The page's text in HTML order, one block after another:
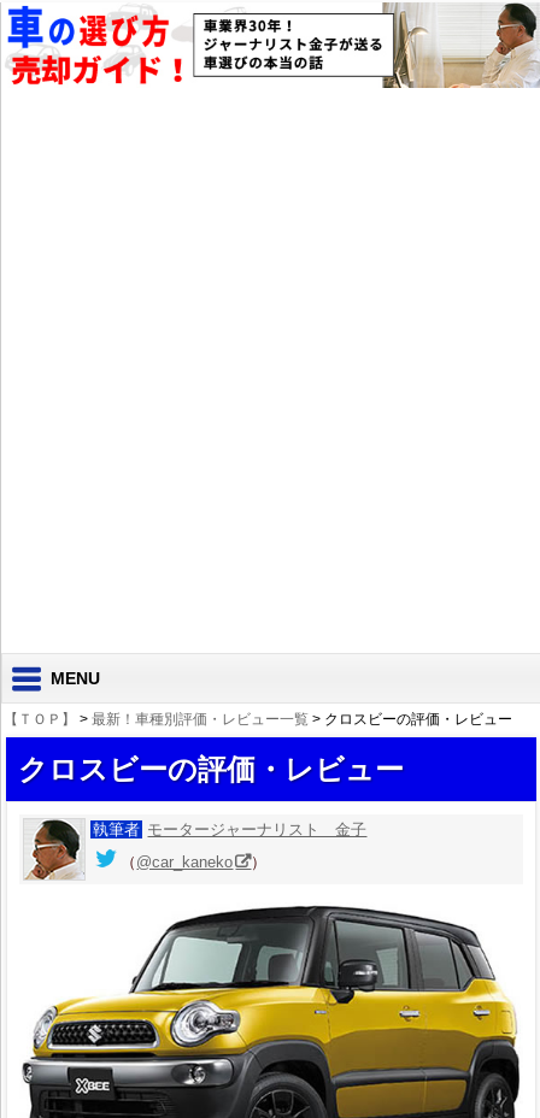
MENU
【ＴＯＰ】 > 最新！車種別評価・レビュー一覧 > クロスビーの評価・レビュー
クロスビーの評価・レビュー
執筆者 モータージャーナリスト 金子
（ @car_kaneko ）